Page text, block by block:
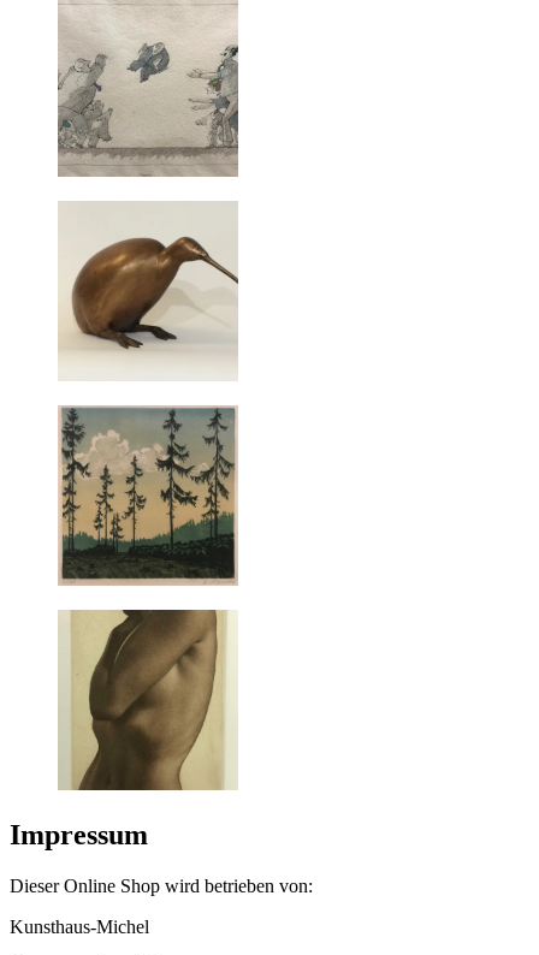
Impressum
Dieser Online Shop wird betrieben von:
Kunsthaus-Michel